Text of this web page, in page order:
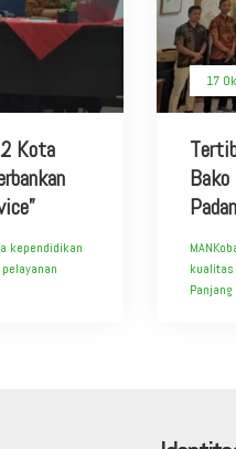
Kota
kependidikan
17
kualitas